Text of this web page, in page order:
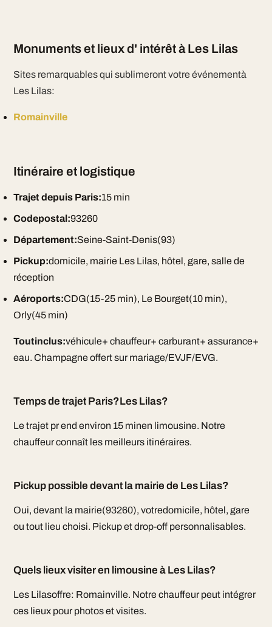
Monuments et lieux d' intérêt à Les Lilas
Sites remarquables qui sublimeront votre événementà
Les Lilas:
Romainville
Itinéraire et logistique
Trajet depuis Paris:15 min
Codepostal:93260
Département:Seine-Saint-Denis(93)
Pickup:domicile, mairie Les Lilas, hôtel, gare, salle de
réception
Aéroports:CDG(15-25 min), Le Bourget(10 min),
Orly(45 min)
Toutinclus:véhicule+ chauffeur+ carburant+ assurance+
eau. Champagne offert sur mariage/EVJF/EVG.
Temps de trajet Paris?Les Lilas?
Le trajet pr end environ 15 minen limousine. Notre
chauffeur connaît les meilleurs itinéraires.
Pickup possible devant la mairie de Les Lilas?
Oui, devant la mairie(93260), votredomicile, hôtel, gare
ou tout lieu choisi. Pickup et drop-off personnalisables.
Quels lieux visiter en limousine à Les Lilas?
Les Lilasoffre: Romainville. Notre chauffeur peut intégrer
ces lieux pour photos et visites.